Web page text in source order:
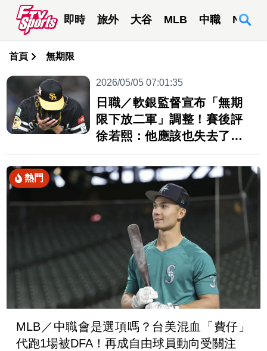
即時 旅外 大谷 MLB 中職 NBA
首頁 無期限
2026/05/05 07:01:35
日職／軟銀監督宣布「無期
限下放二軍」調整！賽後評
徐若熙：他應該也失去了自
信
熱門
MLB／中職會是選項嗎？台美混血「費仔」
代跑1場被DFA！再成自由球員動向受關注